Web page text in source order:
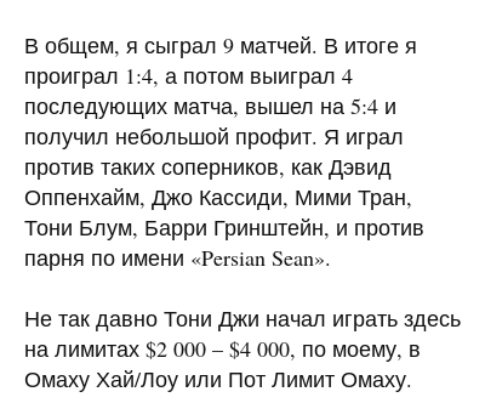
В общем, я сыграл 9 матчей. В итоге я
проиграл 1:4, а потом выиграл 4
последующих матча, вышел на 5:4 и
получил небольшой профит. Я играл
против таких соперников, как Дэвид
Оппенхайм, Джо Кассиди, Мими Тран,
Тони Блум, Барри Гринштейн, и против
парня по имени «Persian Sean».
Не так давно Тони Джи начал играть здесь
на лимитах $2 000 – $4 000, по моему, в
Омаху Хай/Лоу или Пот Лимит Омаху.